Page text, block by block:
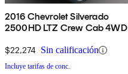
2016 Chevrolet Silverado
2500HD LTZ Crew Cab 4WD
$22,274 Sin calificación
Incluye tarifas de conc.